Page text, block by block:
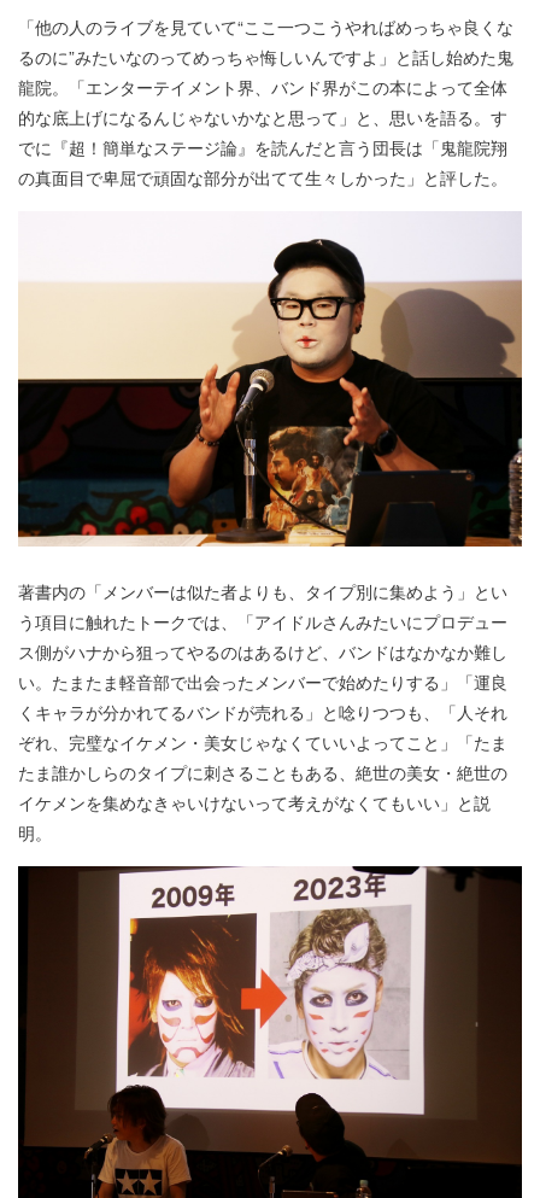
「他の人のライブを見ていて“ここ一つこうやればめっちゃ良くな
るのに”みたいなのってめっちゃ悔しいんですよ」と話し始めた鬼
龍院。「エンターテイメント界、バンド界がこの本によって全体
的な底上げになるんじゃないかなと思って」と、思いを語る。す
でに『超！簡単なステージ論』を読んだと言う団長は「鬼龍院翔
の真面目で卑屈で頑固な部分が出てて生々しかった」と評した。
著書内の「メンバーは似た者よりも、タイプ別に集めよう」とい
う項目に触れたトークでは、「アイドルさんみたいにプロデュー
ス側がハナから狙ってやるのはあるけど、バンドはなかなか難し
い。たまたま軽音部で出会ったメンバーで始めたりする」「運良
くキャラが分かれてるバンドが売れる」と唸りつつも、「人それ
ぞれ、完璧なイケメン・美女じゃなくていいよってこと」「たま
たま誰かしらのタイプに刺さることもある、絶世の美女・絶世の
イケメンを集めなきゃいけないって考えがなくてもいい」と説
明。